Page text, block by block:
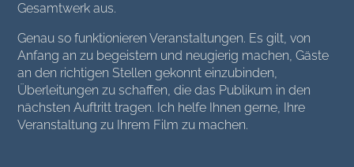
Gesamtwerk aus.
Genau so funktionieren Veranstaltungen. Es gilt, von
Anfang an zu begeistern und neugierig machen, Gäste
an den richtigen Stellen gekonnt einzubinden,
Überleitungen zu schaffen, die das Publikum in den
nächsten Auftritt tragen. Ich helfe Ihnen gerne, Ihre
Veranstaltung zu Ihrem Film zu machen.